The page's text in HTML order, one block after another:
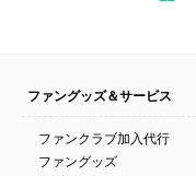
ファングッズ＆サービス
ファンクラブ加入代行
ファングッズ